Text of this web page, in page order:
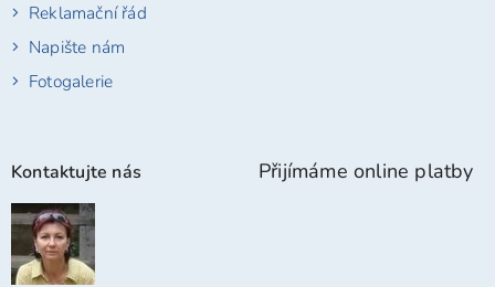
Reklamační řád
Napište nám
Fotogalerie
Kontaktujte nás Přijímáme online platby